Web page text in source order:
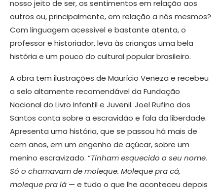
nosso jeito de ser, os sentimentos em relação aos
outros ou, principalmente, em relação a nós mesmos?
Com linguagem acessível e bastante atenta, o
professor e historiador, leva às crianças uma bela
história e um pouco do cultural popular brasileiro.
A obra tem ilustrações de Maurício Veneza e recebeu
o selo altamente recomendável da Fundação
Nacional do Livro Infantil e Juvenil. Joel Rufino dos
Santos conta sobre a escravidão e fala da liberdade.
Apresenta uma história, que se passou há mais de
cem anos, em um engenho de açúcar, sobre um
menino escravizado. “Tinham esquecido o seu nome.
Só o chamavam de moleque. Moleque pra cá,
moleque pra lá — e tudo o que lhe aconteceu depois